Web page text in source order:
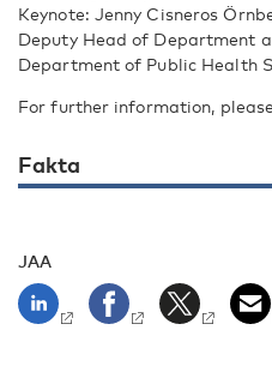
Keynote: Jenny Cisneros
Deputy Head of Department
Department of Public Health
For further information,
Fakta
JAA